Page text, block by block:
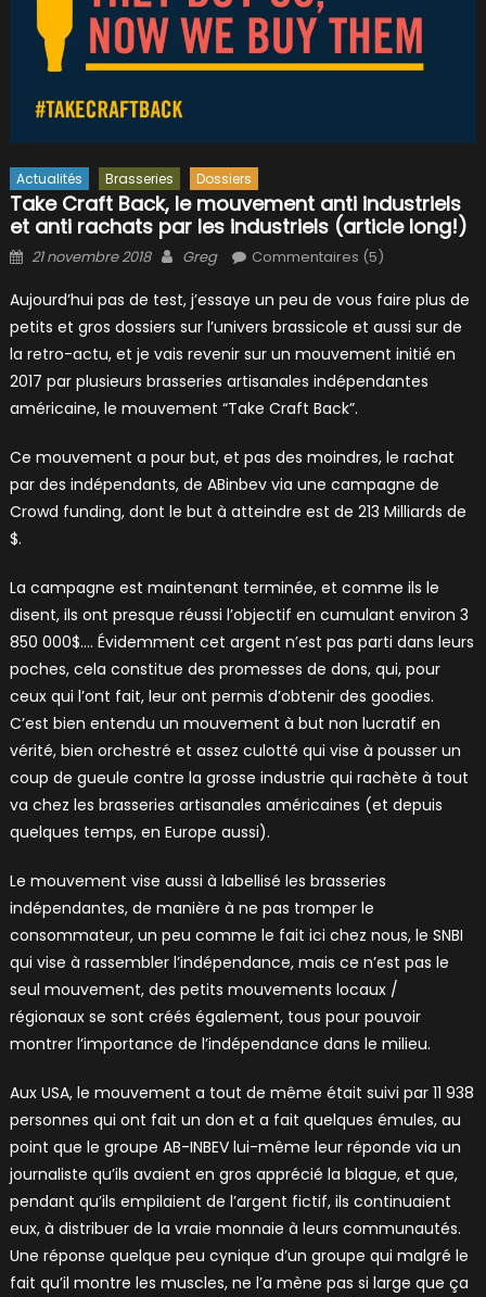
Actualités Brasseries Dossiers
Take Craft Back, le mouvement anti industriels
et anti rachats par les industriels (article long!)
Posted
21 novembre 2018 Author
Greg Commentaires (5)
Aujourd’hui pas de test, j’essaye un peu de vous faire plus de
petits et gros dossiers sur l’univers brassicole et aussi sur de
la retro-actu, et je vais revenir sur un mouvement initié en
2017 par plusieurs brasseries artisanales indépendantes
américaine, le mouvement “Take Craft Back”.
Ce mouvement a pour but, et pas des moindres, le rachat
par des indépendants, de ABinbev via une campagne de
Crowd funding, dont le but à atteindre est de 213 Milliards de
$.
La campagne est maintenant terminée, et comme ils le
disent, ils ont presque réussi l’objectif en cumulant environ 3
850 000$…. Évidemment cet argent n’est pas parti dans leurs
poches, cela constitue des promesses de dons, qui, pour
ceux qui l’ont fait, leur ont permis d’obtenir des goodies.
C’est bien entendu un mouvement à but non lucratif en
vérité, bien orchestré et assez culotté qui vise à pousser un
coup de gueule contre la grosse industrie qui rachète à tout
va chez les brasseries artisanales américaines (et depuis
quelques temps, en Europe aussi).
Le mouvement vise aussi à labellisé les brasseries
indépendantes, de manière à ne pas tromper le
consommateur, un peu comme le fait ici chez nous, le SNBI
qui vise à rassembler l’indépendance, mais ce n’est pas le
seul mouvement, des petits mouvements locaux /
régionaux se sont créés également, tous pour pouvoir
montrer l’importance de l’indépendance dans le milieu.
Aux USA, le mouvement a tout de même était suivi par 11 938
personnes qui ont fait un don et a fait quelques émules, au
point que le groupe AB-INBEV lui-même leur réponde via un
journaliste qu’ils avaient en gros apprécié la blague, et que,
pendant qu’ils empilaient de l’argent fictif, ils continuaient
eux, à distribuer de la vraie monnaie à leurs communautés.
Une réponse quelque peu cynique d’un groupe qui malgré le
fait qu’il montre les muscles, ne l’a mène pas si large que ça